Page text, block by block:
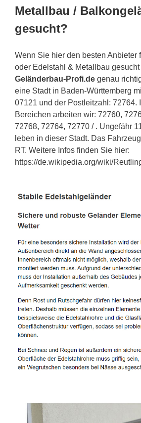
Metallbau /
gesucht?
Wenn Sie hier den besten Anbieter
oder Edelstahl & Metallbau
Geländerbau-Profi.de genau
eine Stadt in Baden-Württemberg
07121 und der Postleitzahl: 72764.
Bereichen arbeiten wir: 72760,
72768, 72764, 72770 / . Ungefähr
leben in dieser Stadt. Das
RT. Weitere Infos finden Sie hier:
https://de.wikipedia.org/wiki/